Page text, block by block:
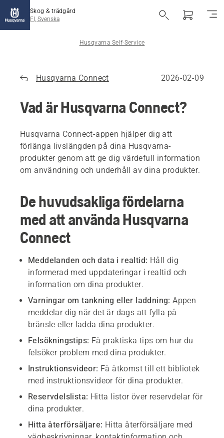
Skog & trädgård
FI, Svenska
Husqvarna Self-Service
Husqvarna Connect 2026-02-09
Vad är Husqvarna Connect?
Husqvarna Connect-appen hjälper dig att
förlänga livslängden på dina Husqvarna-
produkter genom att ge dig värdefull information
om användning och underhåll av dina produkter.
De huvudsakliga fördelarna
med att använda Husqvarna
Connect
Meddelanden och data i realtid: Håll dig
informerad med uppdateringar i realtid och
information om dina produkter.
Varningar om tankning eller laddning:Appen
meddelar dig när det är dags att fylla på
bränsle eller ladda dina produkter.
Felsökningstips: Få praktiska tips om hur du
felsöker problem med dina produkter.
Instruktionsvideor: Få åtkomst till ett bibliotek
med instruktionsvideor för dina produkter.
Reservdelslista: Hitta listor över reservdelar för
dina produkter.
Hitta återförsäljare: Hitta återförsäljare med